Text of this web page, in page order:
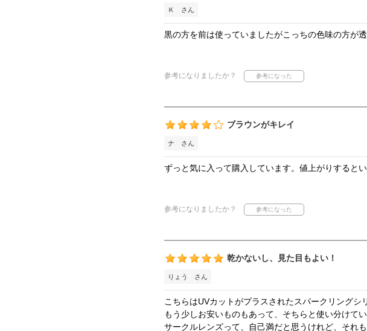
Ｋ さん
黒の方を前は使っていましたがこっちの色味の方が
参考になりましたか？
ブラウンがキレイ
ナ さん
ずっと気に入って購入しています。値上がりすると
参考になりましたか？
乾かないし、見た目もよい！
りょう さん
こちらはUVカットがプラスされたスパークリングシ
もう少しお安いものもあって、そちらと使い分けてい
サークルレンズって、自己満だと思うけれど、それ